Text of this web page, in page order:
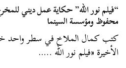
“فيلم نور الله” حكاية عمل ديني
محفوظ ومؤسسة السينما
كتب كمال الملاخ في سطر واحد
الأخيرة «فيلم نور الله ..…